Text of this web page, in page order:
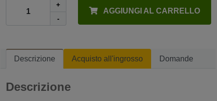
+
-
AGGIUNGI AL CARRELLO
Descrizione Acquisto all'ingrosso Domande
Descrizione